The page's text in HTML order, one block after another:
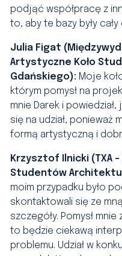
podjąć współpracę z
to, aby te bazy były
Julia Figat
Artystyczne Koło
Gdańskiego): Moje
którym pomysł na
mnie Darek i
się na udział, ponieważ
formą artystyczną i
Krzysztof
Ilnicki (TXA
Studentów
moim przypadku było
skontaktowali się ze
szczegóły. Pomysł
to będzie ciekawą
problemu. Udział w